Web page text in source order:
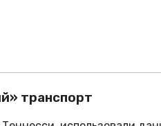
транспорт